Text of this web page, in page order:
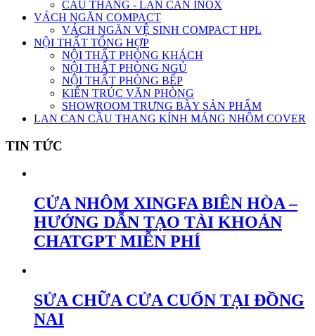
CẦU THANG - LAN CAN INOX
VÁCH NGĂN COMPACT
VÁCH NGĂN VỆ SINH COMPACT HPL
NỘI THẤT TỔNG HỢP
NỘI THẤT PHÒNG KHÁCH
NỘI THẤT PHÒNG NGỦ
NỘI THẤT PHÒNG BẾP
KIẾN TRÚC VĂN PHÒNG
SHOWROOM TRƯNG BÀY SẢN PHẨM
LAN CAN CẦU THANG KÍNH MÁNG NHÔM COVER
TIN TỨC
CỬA NHÔM XINGFA BIÊN HÒA –
HƯỚNG DẪN TẠO TÀI KHOẢN
CHATGPT MIỄN PHÍ
SỬA CHỮA CỬA CUỐN TẠI ĐỒNG
NAI